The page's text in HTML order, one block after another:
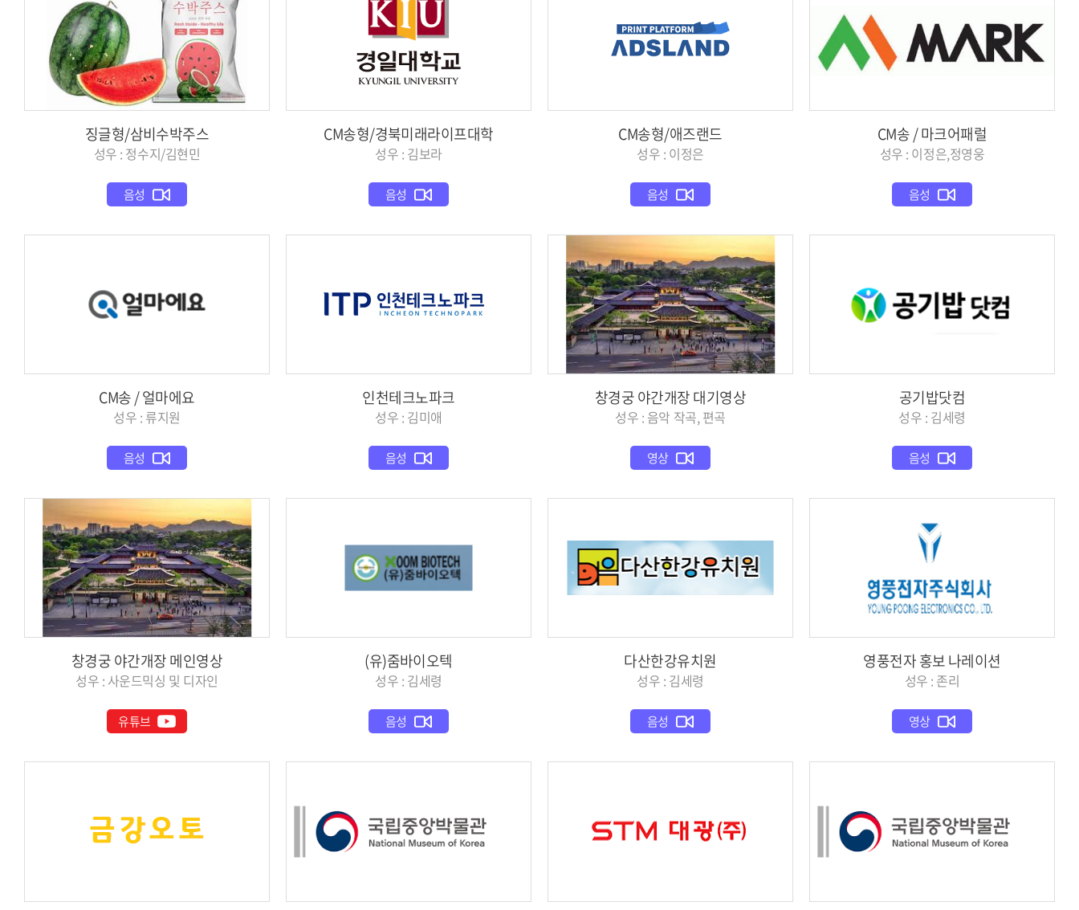
징글형/삼비수박주스
성우 : 정수지/김현민
음성
CM송형/경북미래라이프대학
성우 : 김보라
음성
CM송형/애즈랜드
성우 : 이정은
음성
CM송 / 마크어패럴
성우 : 이정은,정영웅
음성
CM송 / 얼마에요
성우 : 류지원
음성
인천테크노파크
성우 : 김미애
음성
창경궁 야간개장 대기영상
성우 : 음악 작곡, 편곡
영상
공기밥닷컴
성우 : 김세령
음성
창경궁 야간개장 메인영상
성우 : 사운드믹싱 및 디자인
유튜브
(유)줌바이오텍
성우 : 김세령
음성
다산한강유치원
성우 : 김세령
음성
영풍전자 홍보 나레이션
성우 : 존리
영상